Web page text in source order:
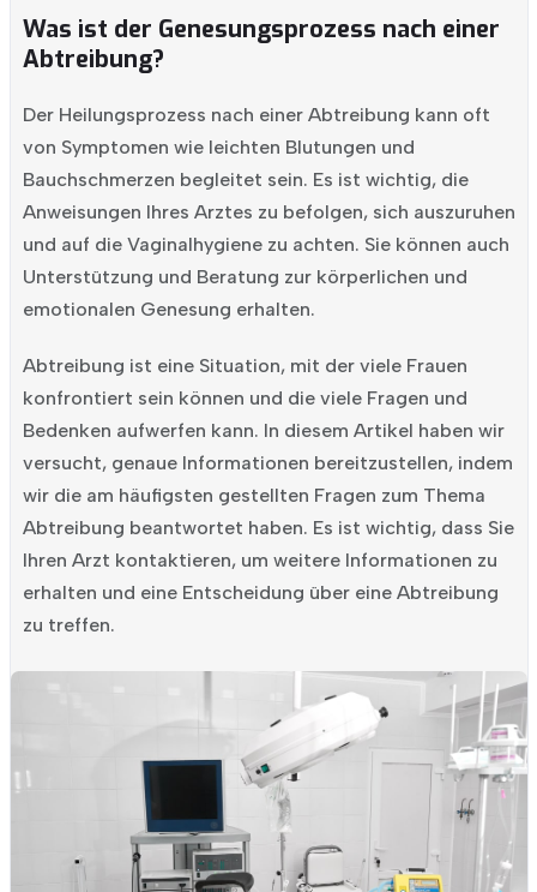
Was ist der Genesungsprozess nach einer
Abtreibung?
Der Heilungsprozess nach einer Abtreibung kann oft
von Symptomen wie leichten Blutungen und
Bauchschmerzen begleitet sein. Es ist wichtig, die
Anweisungen Ihres Arztes zu befolgen, sich auszuruhen
und auf die Vaginalhygiene zu achten. Sie können auch
Unterstützung und Beratung zur körperlichen und
emotionalen Genesung erhalten.
Abtreibung ist eine Situation, mit der viele Frauen
konfrontiert sein können und die viele Fragen und
Bedenken aufwerfen kann. In diesem Artikel haben wir
versucht, genaue Informationen bereitzustellen, indem
wir die am häufigsten gestellten Fragen zum Thema
Abtreibung beantwortet haben. Es ist wichtig, dass Sie
Ihren Arzt kontaktieren, um weitere Informationen zu
erhalten und eine Entscheidung über eine Abtreibung
zu treffen.